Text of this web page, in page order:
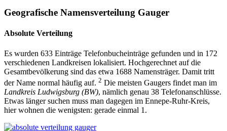
Geografische Namensverteilung Gauger
Absolute Verteilung
Es wurden 633 Einträge Telefonbucheinträge gefunden und in 172
verschiedenen Landkreisen lokalisiert. Hochgerechnet auf die
Gesamtbevölkerung sind das etwa 1688 Namensträger. Damit tritt
der Name normal häufig auf. 2 Die meisten Gaugers findet man im
Landkreis Ludwigsburg (BW), nämlich genau 38 Telefonanschlüsse.
Etwas länger suchen muss man dagegen im Ennepe-Ruhr-Kreis,
hier wohnen die wenigsten: gerade einmal 1.